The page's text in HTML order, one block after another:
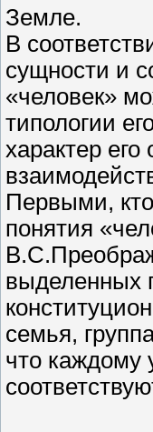
Земле.
В
сущности и
«человек»
типологии
характер
Первыми,
понятия
выделенных
семья,
что каждому